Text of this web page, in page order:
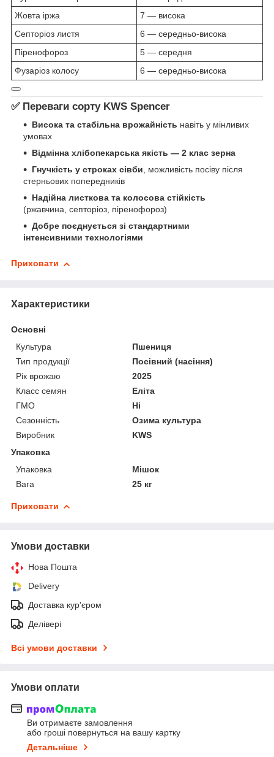
Жовта іржа
7 — висока
Септоріоз листя
6 — середньо‑висока
Піренофороз
5 — середня
Фузаріоз колосу
6 — середньо‑висока
✅ Переваги сорту KWS Spencer
Висока та стабільна врожайність навіть у мінливих
умовах
Відмінна хлібопекарська якість — 2 клас зерна
Гнучкість у строках сівби, можливість посіву після
стерньових попередників
Надійна листкова та колосова стійкість
(ржавчина, септоріоз, піренофороз)
Добре поєднується зі стандартними
інтенсивними технологіями
Приховати
Характеристики
Основні
Культура
Пшениця
Тип продукції
Посівний (насіння)
Рік врожаю
2025
Класс семян
Еліта
ГМО
Ні
Сезонність
Озима культура
Виробник
KWS
Упаковка
Упаковка
Мішок
Вага
25 кг
Приховати
Умови доставки
Нова Пошта
Delivery
Доставка кур'єром
Делівері
Всі умови доставки
Умови оплати
Ви отримаєте замовлення
або гроші повернуться на вашу картку
Детальніше